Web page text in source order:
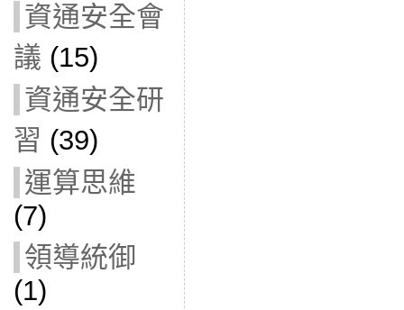
資通安全會
議 (15)
資通安全研
習 (39)
運算思維
(7)
領導統御
(1)